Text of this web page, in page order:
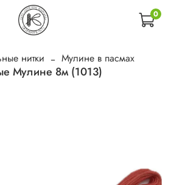
0
нитки Мулине в пасмах
Мулине 8м (1013)